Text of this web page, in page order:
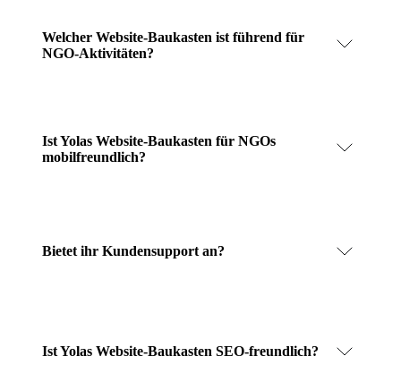
Welcher Website-Baukasten ist führend für
NGO-Aktivitäten?
Ist Yolas Website-Baukasten für NGOs
mobilfreundlich?
Bietet ihr Kundensupport an?
Ist Yolas Website-Baukasten SEO-freundlich?